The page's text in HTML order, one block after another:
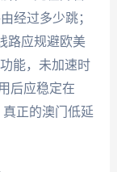
经过多少跳；
路应规避欧美
能，未加速时
后应稳定在
真正的澳门低延